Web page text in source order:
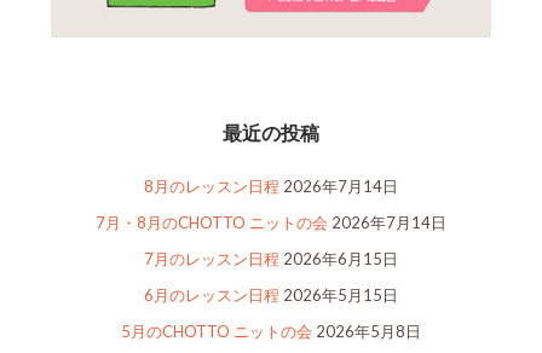
最近の投稿
8月のレッスン日程 2026年7月14日
7月・8月のCHOTTO ニットの会 2026年7月14日
7月のレッスン日程 2026年6月15日
6月のレッスン日程 2026年5月15日
5月のCHOTTO ニットの会 2026年5月8日